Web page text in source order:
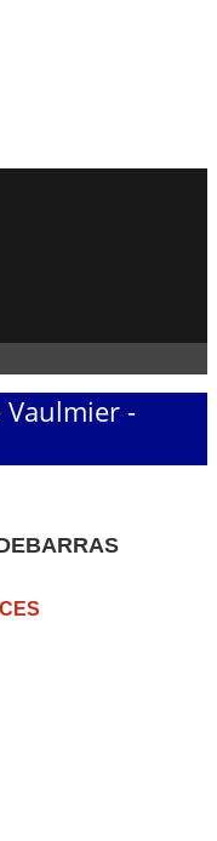
Vaulmier -